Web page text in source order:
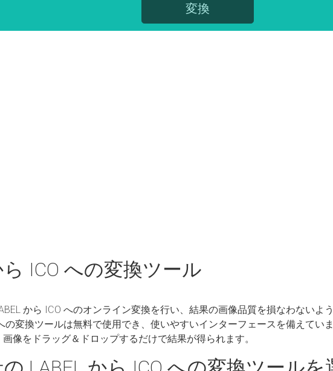
変換
ら ICO への変換ツール
から ICO へのオンライン変換を行い、結果の画像品質を損なわないよ
の変換ツールは無料で使用でき、使いやすいインターフェースを備えてい
像をドラッグ＆ドロップするだけで結果が得られます。